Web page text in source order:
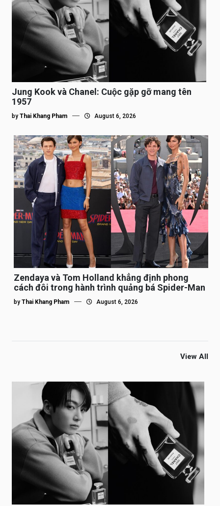
Jung Kook và Chanel: Cuộc gặp gỡ mang tên
1957
by Thai Khang Pham August 6, 2026
Zendaya và Tom Holland khẳng định phong
cách đôi trong hành trình quảng bá Spider-Man
by Thai Khang Pham August 6, 2026
View All